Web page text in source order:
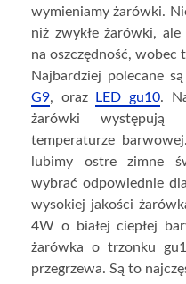
wymieniamy żarówki.
niż zwykłe żarówki,
na oszczędność, wobec
Najbardziej polecane
G9, oraz LED gu10.
żarówki
temperaturze
lubimy ostre zimne
wybrać odpowiednie
wysokiej jakości
4W o białej ciepłej
żarówka o trzonku
przegrzewa. Są to